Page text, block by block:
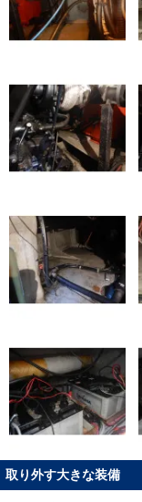
取り外す大きな装備